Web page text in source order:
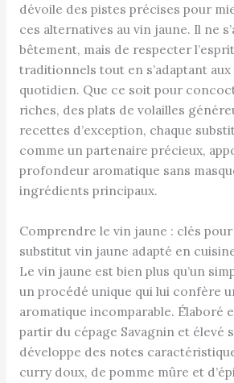
dévoile des pistes précises pour
ces alternatives au vin jaune. Il ne
bêtement, mais de respecter
traditionnels tout en s’adaptant
quotidien. Que ce soit pour
riches, des plats de volailles
recettes d’exception, chaque
comme un partenaire précieux,
profondeur aromatique sans
ingrédients principaux.
Comprendre le vin jaune : clés
substitut vin jaune adapté en
Le vin jaune est bien plus qu’un
un procédé unique qui lui confère
aromatique incomparable. Élaboré
partir du cépage Savagnin et élevé
développe des notes
curry doux, de pomme mûre et